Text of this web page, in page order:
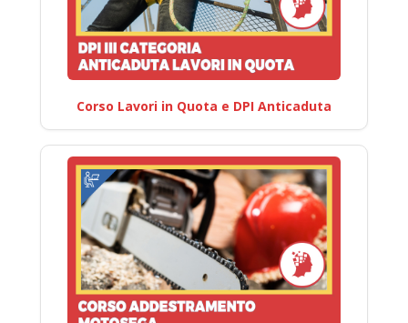
Corso Lavori in Quota e DPI Anticaduta